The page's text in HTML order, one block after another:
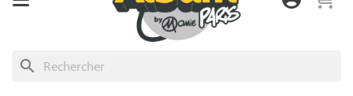
search